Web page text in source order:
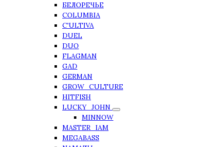
БЕЛОРЕЧЬЕ
COLUMBIA
C'ULTIVA
DUEL
DUO
FLAGMAN
GAD
GERMAN
GROW_CULTURE
HITFISH
LUCKY_JOHN
MINNOW
MASTER_IAM
MEGABASS